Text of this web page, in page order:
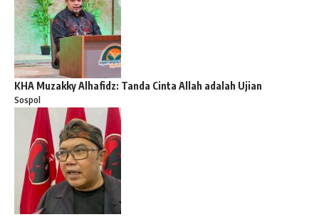
KHA Muzakky Alhafidz: Tanda Cinta Allah adalah Ujian
Sospol